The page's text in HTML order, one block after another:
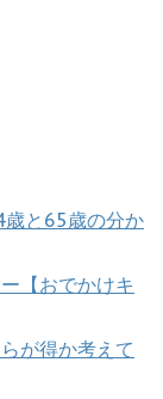
歳と65歳の分か
【おでかけキ
が得か考えて